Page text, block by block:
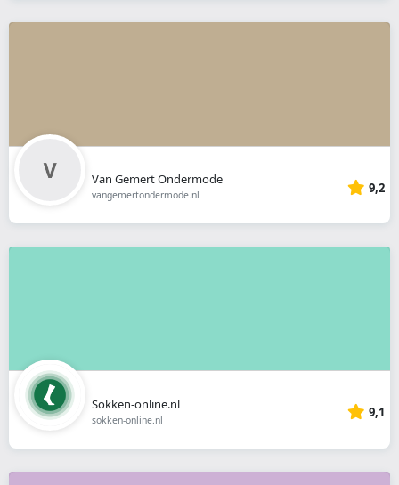
Van Gemert Ondermode
vangemertondermode.nl 9,2
Sokken-online.nl
sokken-online.nl 9,1